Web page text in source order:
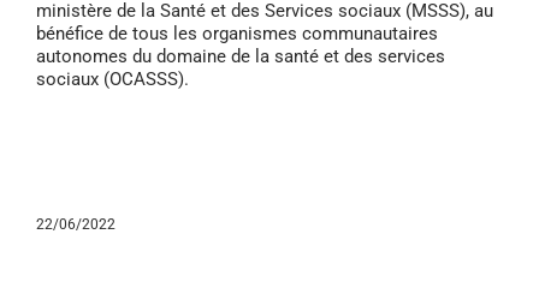
ministère de la Santé et des Services sociaux (MSSS), au
bénéfice de tous les organismes communautaires
autonomes du domaine de la santé et des services
sociaux (OCASSS).
22/06/2022